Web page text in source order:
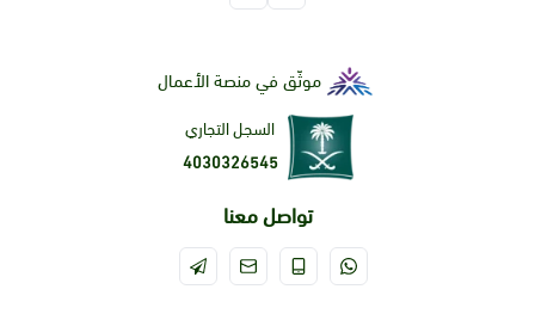
موثّق في منصة الأعمال
السجل التجاري
4030326545
تواصل معنا